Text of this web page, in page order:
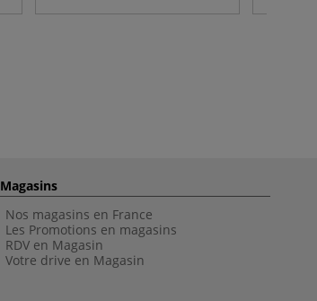
Magasins
Nos magasins en France
Les Promotions en magasins
RDV en Magasin
Votre drive en Magasin